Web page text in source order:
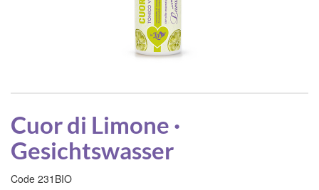
Cuor di Limone ·
Gesichtswasser
Code 231BIO